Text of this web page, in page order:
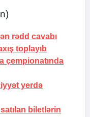
rədd cavabı
toplayıb
çempionatında
yerdə
biletlərin